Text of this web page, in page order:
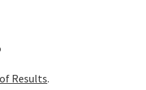
Results.